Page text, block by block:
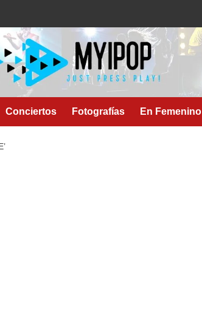
Conciertos Fotografías En Femenino